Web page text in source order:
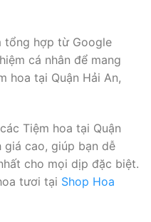
tổng hợp từ Google
cá nhân để mang
hoa tại Quận Hải An,
Tiệm hoa tại Quận
giá cao, giúp bạn dễ
cho mọi dịp đặc biệt.
tươi tại Shop Hoa